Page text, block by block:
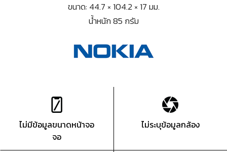
ขนาด: 44.7 × 104.2 × 17 มม.
น้ำหนัก 85 กรัม
ไม่มีข้อมูลขนาดหน้าจอ
จอ
ไม่ระบุข้อมูลกล้อง